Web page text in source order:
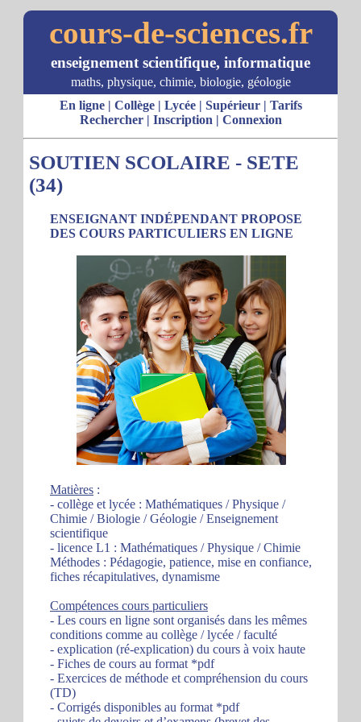
cours-de-sciences.fr
enseignement scientifique, informatique
maths, physique, chimie, biologie, géologie
En ligne| Collège| Lycée| Supérieur| Tarifs
Rechercher| Inscription | Connexion
SOUTIEN SCOLAIRE - SETE
(34)
ENSEIGNANT INDÉPENDANT PROPOSE
DES COURS PARTICULIERS EN LIGNE
Matières :
- collège et lycée : Mathématiques / Physique /
Chimie / Biologie / Géologie / Enseignement
scientifique
- licence L1 : Mathématiques / Physique / Chimie
Méthodes : Pédagogie, patience, mise en confiance,
fiches récapitulatives, dynamisme
Compétences cours particuliers
- Les cours en ligne sont organisés dans les mêmes
conditions comme au collège / lycée / faculté
- explication (ré-explication) du cours à voix haute
- Fiches de cours au format *pdf
- Exercices de méthode et compréhension du cours
(TD)
- Corrigés disponibles au format *pdf